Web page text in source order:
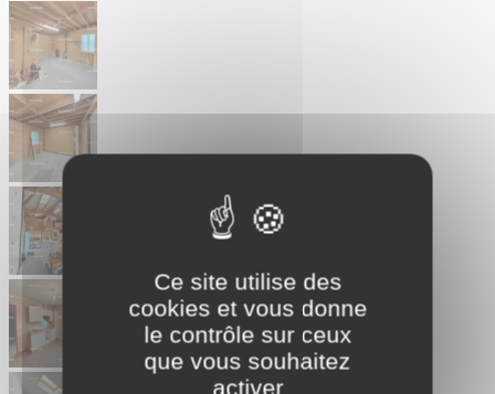
Ce site utilise des
cookies et vous donne
le contrôle sur ceux
que vous souhaitez
activer